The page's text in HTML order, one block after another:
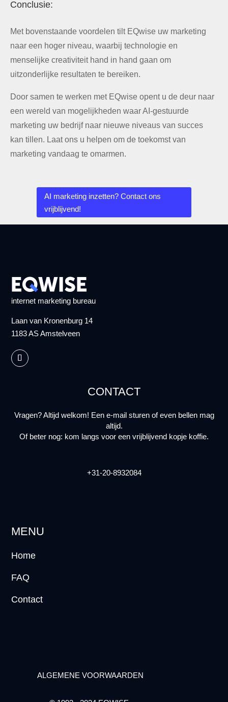
Conclusie:
Met bovenstaande voordelen tilt EQwise uw marketing
naar een hoger niveau, waarbij technologie en
menselijke creativiteit hand in hand gaan om
uitzonderlijke resultaten te bereiken.
Door samen te werken met EQwise opent u de deur naar
een wereld van mogelijkheden waar AI-gestuurde
marketing uw bedrijf naar nieuwe niveaus van succes
kan tillen. Laat ons u helpen om de toekomst van
marketing vandaag te omarmen.
AI marketing inzetten? Contact ons
vrijblijvend!
internet marketing bureau
Laan van Kronenburg 14
1183 AS Amstelveen
CONTACT
Vragen? Altijd welkom! Een e-mail sturen of even bellen mag
altijd.
Of beter nog: kom langs voor een vrijblijvend kopje koffie.
+31-20-8932084
MENU
Home
FAQ
Contact
ALGEMENE VOORWAARDEN